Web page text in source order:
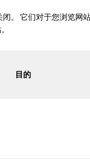
。 它们对于您浏览网
目的